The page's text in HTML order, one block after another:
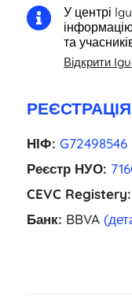

У центрі
та
Відкрити
РЕЄСТРАЦІЯ
НІФ: G72498546
Реєстр НУО:
CEVC Registery:
Банк: BBVA